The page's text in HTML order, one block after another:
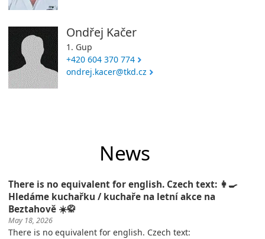
Ondřej Kačer
1. Gup
+420 604 370 774
ondrej.kacer@tkd.cz
News
There is no equivalent for english. Czech text: 👩‍🍳
Hledáme kuchařku / kuchaře na letní akce na
Beztahově ☀️🥋
May 18, 2026
There is no equivalent for english. Czech text: